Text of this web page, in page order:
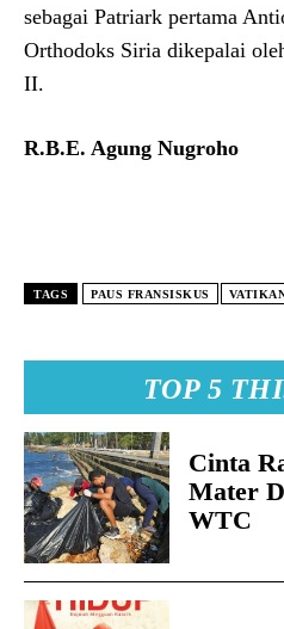
TOP 5
Cinta
Mater
WTC
sebagai Patriark pertama
Orthodoks Siria dikepalai
II.
R.B.E. Agung Nugroho
TAGS PAUS FRANSISKUS